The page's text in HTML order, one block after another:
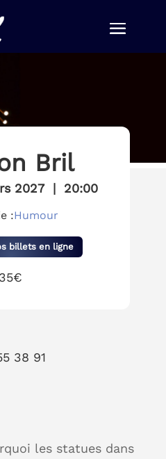
Bril
2027| 20:00
:Humour
billets en ligne
35€
38 91
les statues dans